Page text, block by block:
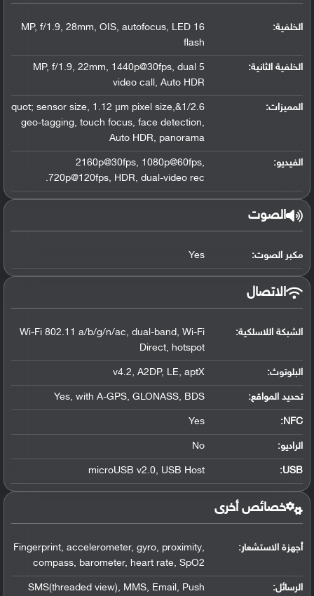
الخلفية:
16 MP, f/1.9, 28mm, OIS, autofocus, LED
flash
الخلفية الثانية:
5 MP, f/1.9, 22mm, 1440p@30fps, dual
video call, Auto HDR
المميزات:
1/2.6&quot; sensor size, 1.12 µm pixel size,
geo-tagging, touch focus, face detection,
Auto HDR, panorama
الفيديو:
2160p@30fps, 1080p@60fps,
720p@120fps, HDR, dual-video rec.
الصوت
مكبر الصوت: Yes
الاتصال
الشبكة اللاسلكية:
Wi-Fi 802.11 a/b/g/n/ac, dual-band, Wi-Fi
Direct, hotspot
البلوتوث:
v4.2, A2DP, LE, aptX
تحديد المواقع:
Yes, with A-GPS, GLONASS, BDS
NFC
:
Yes
الراديو: No
USB
:
microUSB v2.0, USB Host
خصائص أخرى
أجهزة الاستشعار:
Fingerprint, accelerometer, gyro, proximity,
compass, barometer, heart rate, SpO2
الرسائل: SMS(threaded view), MMS, Email, Push